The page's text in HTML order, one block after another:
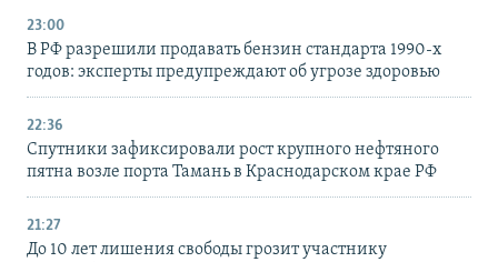
23:00
В РФ разрешили продавать бензин стандарта 1990-х
годов: эксперты предупреждают об угрозе здоровью
22:36
Спутники зафиксировали рост крупного нефтяного
пятна возле порта Тамань в Краснодарском крае РФ
21:27
До 10 лет лишения свободы грозит участнику